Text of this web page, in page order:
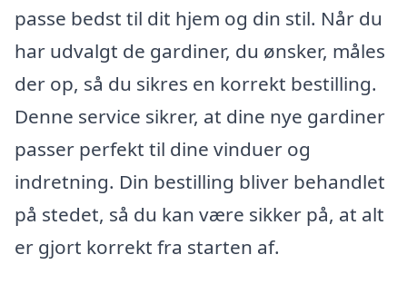
passe bedst til dit hjem og din stil. Når du
har udvalgt de gardiner, du ønsker, måles
der op, så du sikres en korrekt bestilling.
Denne service sikrer, at dine nye gardiner
passer perfekt til dine vinduer og
indretning. Din bestilling bliver behandlet
på stedet, så du kan være sikker på, at alt
er gjort korrekt fra starten af.